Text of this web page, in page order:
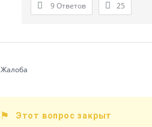
9 Ответов 25
Жалоба
Этот вопрос закрыт